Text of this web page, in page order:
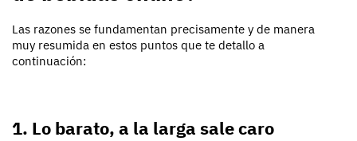
Las razones se fundamentan precisamente y de manera
muy resumida en estos puntos que te detallo a
continuación:
1. Lo barato, a la larga sale caro